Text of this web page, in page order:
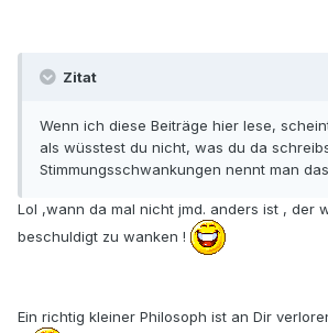
Zitat
Wenn ich diese Beiträge hier lese,
als wüsstest du nicht, was du da
Stimmungsschwankungen nennt man
Lol ,wann da mal nicht jmd. anders ist , der
beschuldigt zu wanken !
Ein richtig kleiner Philosoph ist an Dir